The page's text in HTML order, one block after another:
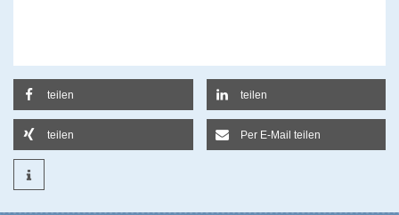
teilen teilen
teilen Per E-Mail teilen